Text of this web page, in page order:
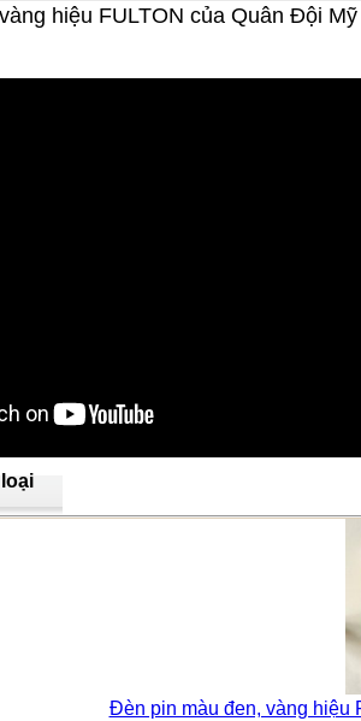
hiệu FULTON của Quân Đội
Đèn pin màu đen, vàng hiệu